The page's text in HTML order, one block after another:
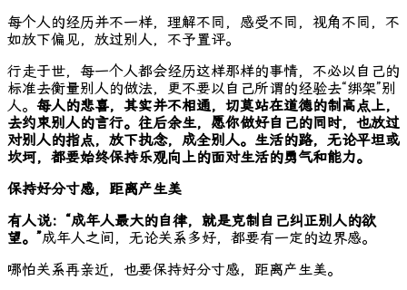
每个人的经历并不一样，理解不同，感受不同，视角不同，不
如放下偏见，放过别人，不予置评。
行走于世，每一个人都会经历这样那样的事情，不必以自己的
标准去衡量别人的做法，更不要以自己所谓的经验去“绑架”别
人。 每人的悲喜，其实并不相通，切莫站在道德的制高点上，
去约束别人的言行。 往后余生，愿你做好自己的同时，也放过
对别人的指点，放下执念，成全别人。 生活的路，无论平坦或
坎坷，都要始终保持乐观向上的面对生活的勇气和能力。
保持好分寸感，距离产生美
有人说：“成年人最大的自律，就是克制自己纠正别人的欲
望。”成年人之间，无论关系多好，都要有一定的边界感。
哪怕关系再亲近，也要保持好分寸感，距离产生美。